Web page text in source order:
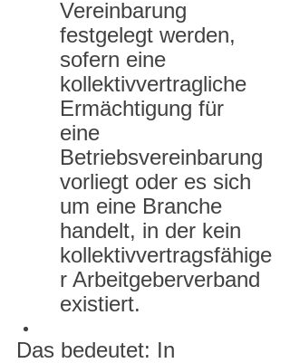
Vereinbarung
festgelegt werden,
sofern eine
kollektivvertragliche
Ermächtigung für
eine
Betriebsvereinbarung
vorliegt oder es sich
um eine Branche
handelt, in der kein
kollektivvertragsfähige
r Arbeitgeberverband
existiert.
Das bedeutet: In